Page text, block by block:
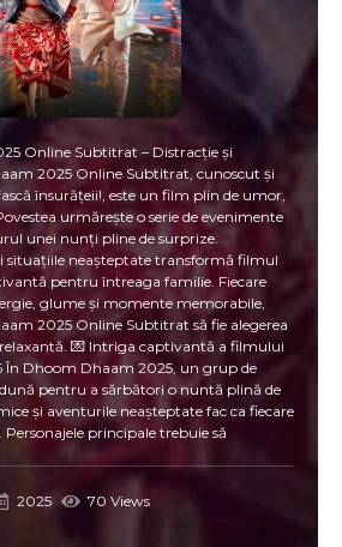
Online Subtitrat – Distracție și
2025 Online Subtitrat, cunoscut și
însurățeii!, este un film plin de umor,
urmărește o serie de evenimente
unei nunți pline de surprize.
situațiile neașteptate transformă filmul
pentru întreaga familie. Fiecare
glume și momente memorabile,
2025 Online Subtitrat să fie alegerea
💌 Intriga captivantă a filmului
Dhoom Dhaam 2025, un grup de
pentru a sărbători o nuntă plină de
și aventurile neașteptate fac ca fiecare
Personajele principale trebuie să
amuzante și situații imposibile pentru ca
neuitat. ✨ Temele principale includ: 💍 Să
de sărbătoare și iubire 😂
2025 70 Views